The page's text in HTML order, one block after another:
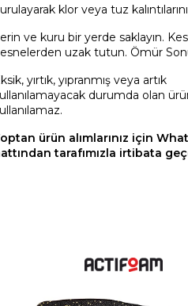
klor veya tuz
ve kuru bir yerde saklayın.
uzak tutun. Ömür
yırtık, yıpranmış veya artık
durumda olan
ürün alımlarınız için
tarafımızla irtibata